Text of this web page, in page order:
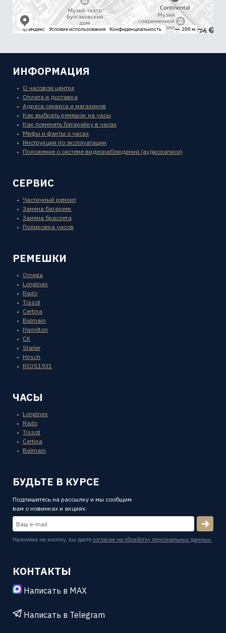
ИНФОРМАЦИЯ
О часовом центре
Оплата и доставка
Адреса сервиса и магазинов
Как выбрать ремешок на часы
Как поменять батарейку в часах
Мифы и факты о часах
Инструкции по эксплуатации
Положение о системе видеонаблюдения (аудиозаписи)
СЕРВИС
Частичный ремонт
Замена батареек
Замена браслета
Полировка часов
РЕМЕШКИ
Omega
Longines
Rado
Tissot
Certina
Balmain
Hamilton
CK
Stailer
Hirsch
RIOS1931
ЧАСЫ
Longines
Rado
Tissot
Certina
Balmain
БУДЬТЕ В КУРСЕ
Подпишитесь на рассылку и мы сообщим
вам о новинках и акциях:
Нажимая на кнопку, вы даете согласие на обработку персональных данных.
КОНТАКТЫ
Написать в MAX
Написать в Telegram